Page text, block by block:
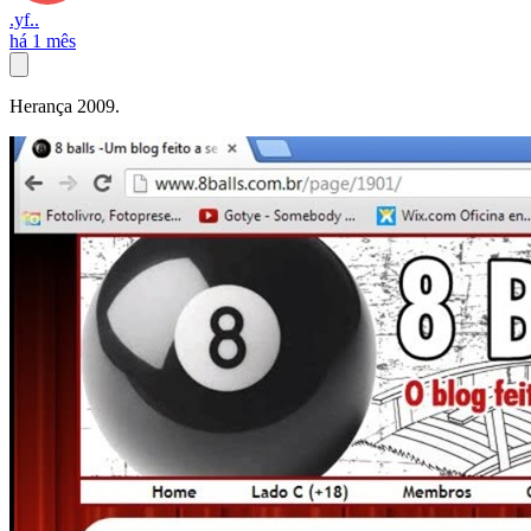
.yf..
há 1 mês
Herança 2009.